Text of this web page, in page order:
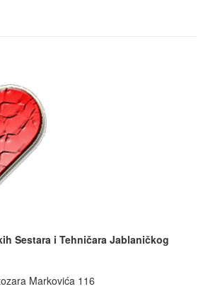
Sestara i Tehničara Jablaničkog
Markovića 116